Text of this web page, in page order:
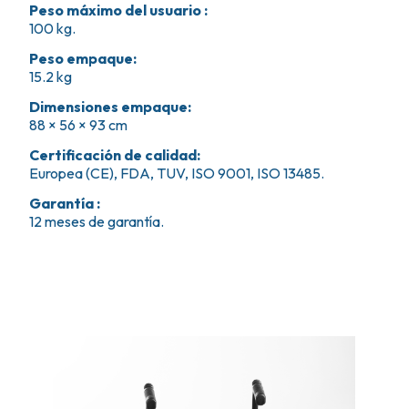
Peso máximo del usuario :
100 kg.
Peso empaque:
15.2 kg
Dimensiones empaque:
88 × 56 × 93 cm
Certificación de calidad:
Europea (CE), FDA, TUV, ISO 9001, ISO 13485.
Garantía :
12 meses de garantía.